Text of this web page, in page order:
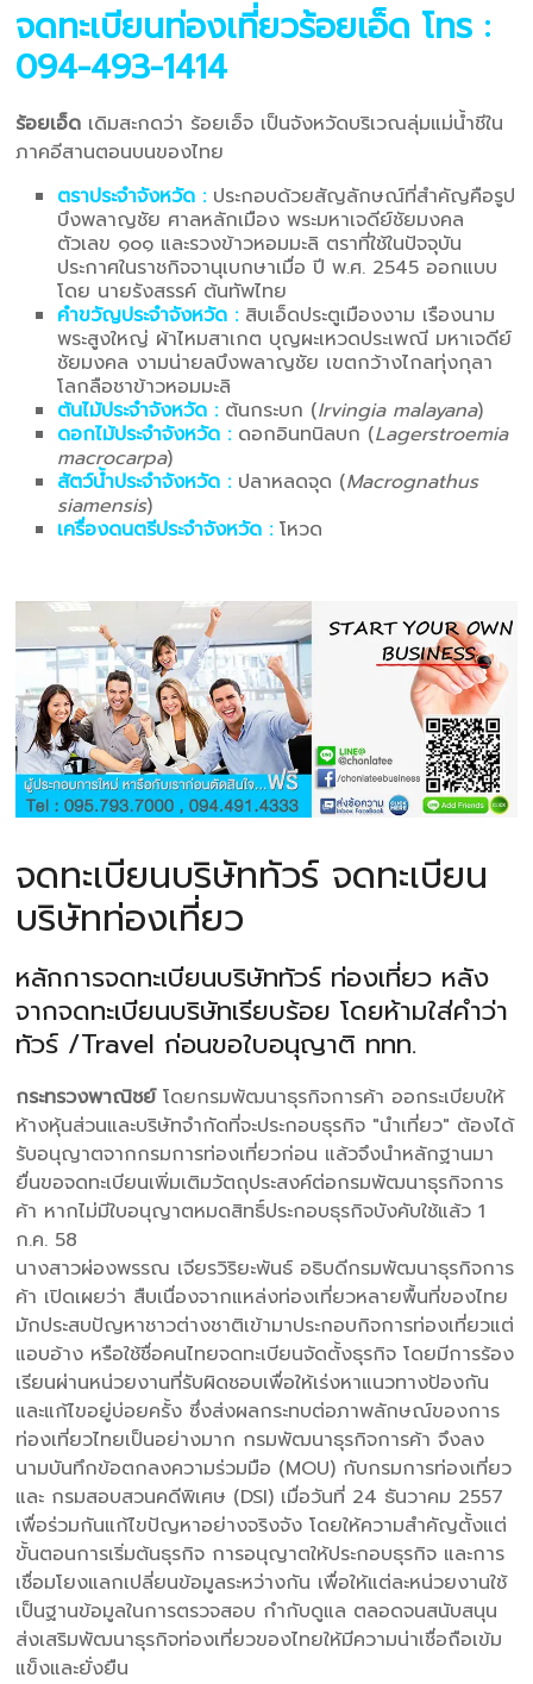
จดทะเบียนท่องเที่ยวร้อยเอ็ดโทร :
094-493-1414
ร้อยเอ็ด เดิมสะกดว่า ร้อยเอ็จ เป็นจังหวัดบริเวณลุ่มแม่น้ำชีใน
ภาคอีสานตอนบนของไทย
ตราประจำจังหวัด :ประกอบด้วยสัญลักษณ์ที่สำคัญคือรูป
บึงพลาญชัย ศาลหลักเมือง พระมหาเจดีย์ชัยมงคล
ตัวเลข ๑๐๑ และรวงข้าวหอมมะลิ ตราที่ใช้ในปัจจุบัน
ประกาศในราชกิจจานุเบกษาเมื่อ ปี พ.ศ. 2545 ออกแบบ
โดย นายรังสรรค์ ต้นทัพไทย
คำขวัญประจำจังหวัด :สิบเอ็ดประตูเมืองงาม เรืองนาม
พระสูงใหญ่ ผ้าไหมสาเกต บุญผะเหวดประเพณี มหาเจดีย์
ชัยมงคล งามน่ายลบึงพลาญชัย เขตกว้างไกลทุ่งกุลา
โลกลือชาข้าวหอมมะลิ
ต้นไม้ประจำจังหวัด :ต้นกระบก (Irvingia malayana)
ดอกไม้ประจำจังหวัด : ดอกอินทนิลบก (Lagerstroemia
macrocarpa)
สัตว์น้ำประจำจังหวัด : ปลาหลดจุด (Macrognathus
siamensis)
เครื่องดนตรีประจำจังหวัด : โหวด
จดทะเบียนบริษัททัวร์ จดทะเบียน
บริษัทท่องเที่ยว
หลักการจดทะเบียนบริษัททัวร์ ท่องเที่ยว หลัง
จากจดทะเบียนบริษัทเรียบร้อย โดยห้ามใส่คำว่า
ทัวร์ /Travel ก่อนขอใบอนุญาติ ททท.
กระทรวงพาณิชย์โดยกรมพัฒนาธุรกิจการค้า ออกระเบียบให้
ห้างหุ้นส่วนและบริษัทจำกัดที่จะประกอบธุรกิจ "นำเที่ยว" ต้องได้
รับอนุญาตจากกรมการท่องเที่ยวก่อน แล้วจึงนำหลักฐานมา
ยื่นขอจดทะเบียนเพิ่มเติมวัตถุประสงค์ต่อกรมพัฒนาธุรกิจการ
ค้า หากไม่มีใบอนุญาตหมดสิทธิ์ประกอบธุรกิจบังคับใช้แล้ว 1
ก.ค. 58
นางสาวผ่องพรรณ เจียรวิริยะพันธ์ อธิบดีกรมพัฒนาธุรกิจการ
ค้า เปิดเผยว่า สืบเนื่องจากแหล่งท่องเที่ยวหลายพื้นที่ของไทย
มักประสบปัญหาชาวต่างชาติเข้ามาประกอบกิจการท่องเที่ยวแต่
แอบอ้าง หรือใช้ชื่อคนไทยจดทะเบียนจัดตั้งธุรกิจ โดยมีการร้อง
เรียนผ่านหน่วยงานที่รับผิดชอบเพื่อให้เร่งหาแนวทางป้องกัน
และแก้ไขอยู่บ่อยครั้ง ซึ่งส่งผลกระทบต่อภาพลักษณ์ของการ
ท่องเที่ยวไทยเป็นอย่างมาก กรมพัฒนาธุรกิจการค้า จึงลง
นามบันทึกข้อตกลงความร่วมมือ (MOU) กับกรมการท่องเที่ยว
และ กรมสอบสวนคดีพิเศษ (DSI) เมื่อวันที่ 24 ธันวาคม 2557
เพื่อร่วมกันแก้ไขปัญหาอย่างจริงจัง โดยให้ความสำคัญตั้งแต่
ขั้นตอนการเริ่มต้นธุรกิจ การอนุญาตให้ประกอบธุรกิจ และการ
เชื่อมโยงแลกเปลี่ยนข้อมูลระหว่างกัน เพื่อให้แต่ละหน่วยงานใช้
เป็นฐานข้อมูลในการตรวจสอบ กำกับดูแล ตลอดจนสนับสนุน
ส่งเสริมพัฒนาธุรกิจท่องเที่ยวของไทยให้มีความน่าเชื่อถือเข้ม
แข็งและยั่งยืน